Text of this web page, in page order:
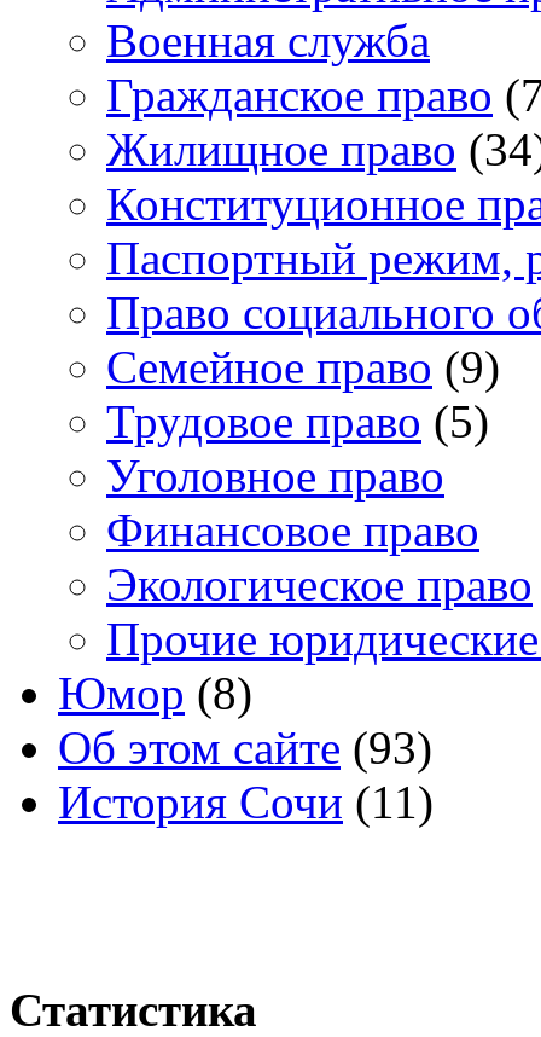
Военная служба
Гражданское право
Жилищное право
Конституционное
Паспортный режим,
Право социального
Семейное право (9)
Трудовое право (5)
Уголовное право
Финансовое право
Экологическое право
Прочие
Юмор (8)
Об этом сайте (93)
История Сочи (11)
Статистика